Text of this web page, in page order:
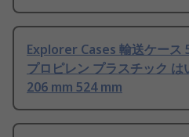
Explorer Cases 輸送ケース
プロピレン プラスチック
206 mm 524 mm